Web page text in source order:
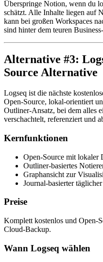
Überspringe Notion, wenn du
schätzt. Alle Inhalte liegen auf
kann bei großen Workspaces
sind hinter dem teuren
Alternative #3:
Source Alternative
Logseq ist die nächste
Open-Source, lokal-orientiert
Outliner-Ansatz, bei dem alles
verschachtelt, referenziert und
Kernfunktionen
Open-Source mit lokaler
Outliner-basiertes
Graphansicht zur
Journal-basierter
Preise
Komplett kostenlos und Open-
Cloud-Backup.
Wann Logseq wählen